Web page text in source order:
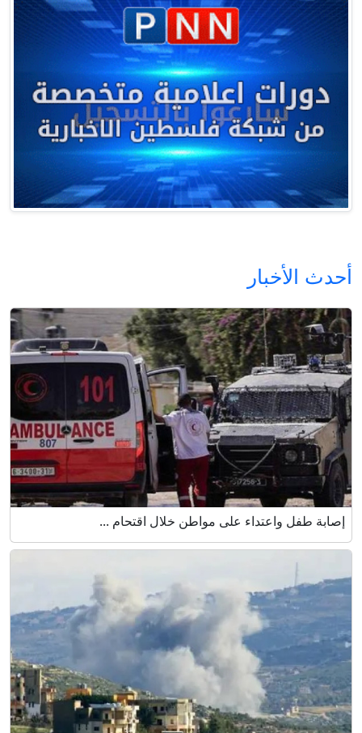
أحدث الأخبار
إصابة طفل واعتداء على مواطن خلال اقتحام ...